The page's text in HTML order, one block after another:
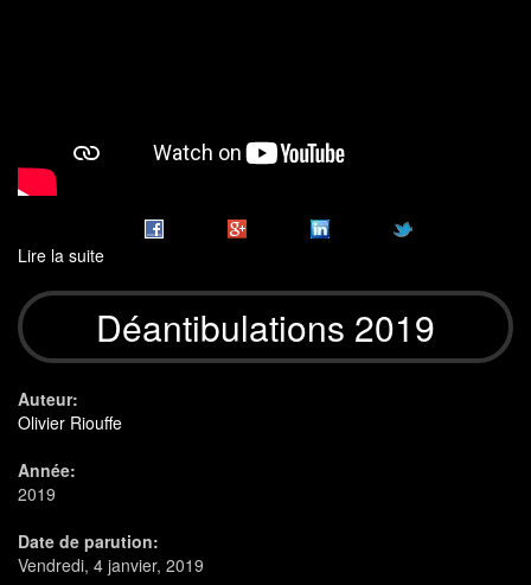
Lire la suite
Déantibulations
2020
Déantibulations 2019
Auteur:
Olivier Riouffe
Année:
2019
Date de parution:
Vendredi, 4 janvier, 2019